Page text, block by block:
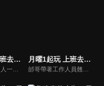
木曜4超玩 下班去吃飯 第二季
邰哥邀請各界名人一起吃飯聊天，與觀眾分享他們的故事。
月曜1起玩 上班去吃飯
邰哥帶著工作人員翹班吃飯去，看看他們享用了哪些美食吧！